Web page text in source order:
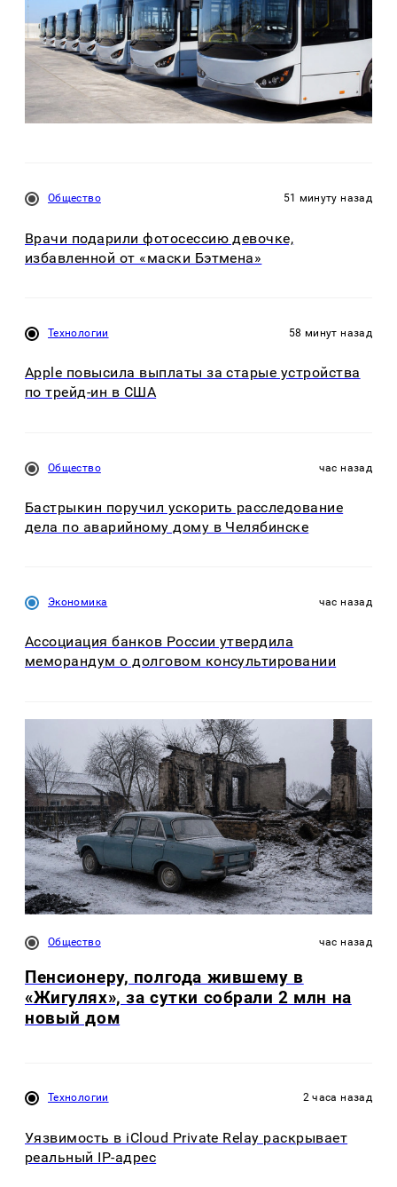
Общество 51 минуту назад
Врачи подарили фотосессию девочке,
избавленной от «маски Бэтмена»
Технологии 58 минут назад
Apple повысила выплаты за старые устройства
по трейд-ин в США
Общество час назад
Бастрыкин поручил ускорить расследование
дела по аварийному дому в Челябинске
Экономика час назад
Ассоциация банков России утвердила
меморандум о долговом консультировании
Общество час назад
Пенсионеру, полгода жившему в
«Жигулях», за сутки собрали 2 млн на
новый дом
Технологии 2 часа назад
Уязвимость в iCloud Private Relay раскрывает
реальный IP-адрес